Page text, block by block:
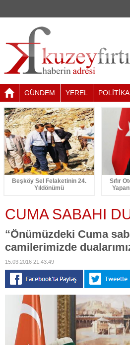
GÜNDEM YEREL POLİTİKA
Beşköy Sel Felaketinin 24.
Yıldönümü
Sıfır
CUMA SABAHI
“Önümüzdeki Cuma
camilerimizde
15.03.2016 21:43:49